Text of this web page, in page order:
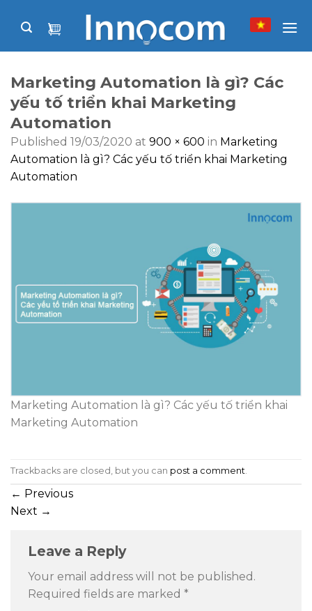
Marketing Automation là gì? Các
yếu tố triển khai Marketing
Automation
Published 19/03/2020 at 900 × 600 in Marketing
Automation là gì? Các yếu tố triển khai Marketing
Automation
Marketing Automation là gì? Các yếu tố triển khai
Marketing Automation
Trackbacks are closed, but you can post a comment.
← Previous
Next →
Leave a Reply
Your email address will not be published.
Required fields are marked *